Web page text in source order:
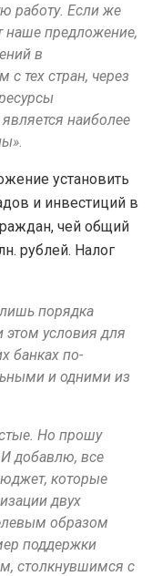
работу. Если же
наше предложение,
в
тех стран, через
наиболее
установить
и инвестиций в
чей общий
рублей. Налог
лишь порядка
этом условия для
банках по-
и одними из
Но прошу
добавлю, все
которые
двух
образом
поддержки
столкнувшимся с